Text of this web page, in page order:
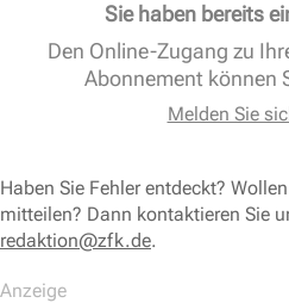
Sie haben bereits
Den Online-Zugang zu
Abonnement können
Melden Sie
Haben Sie Fehler entdeckt?
mitteilen? Dann kontaktieren Sie
redaktion@zfk.de.